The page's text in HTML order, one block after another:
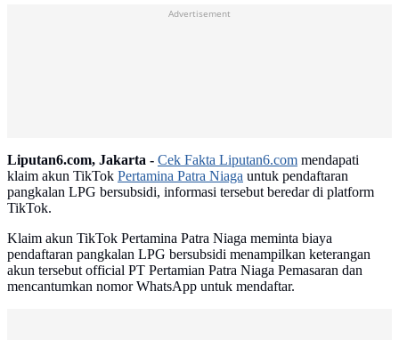
Advertisement
Liputan6.com, Jakarta - Cek Fakta Liputan6.com mendapati
klaim akun TikTok Pertamina Patra Niaga untuk pendaftaran
pangkalan LPG bersubsidi, informasi tersebut beredar di platform
TikTok.
Klaim akun TikTok Pertamina Patra Niaga meminta biaya
pendaftaran pangkalan LPG bersubsidi menampilkan keterangan
akun tersebut official PT Pertamian Patra Niaga Pemasaran dan
mencantumkan nomor WhatsApp untuk mendaftar.